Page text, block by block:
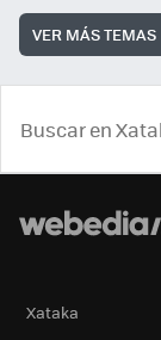
VER MÁS TEMAS
Xataka